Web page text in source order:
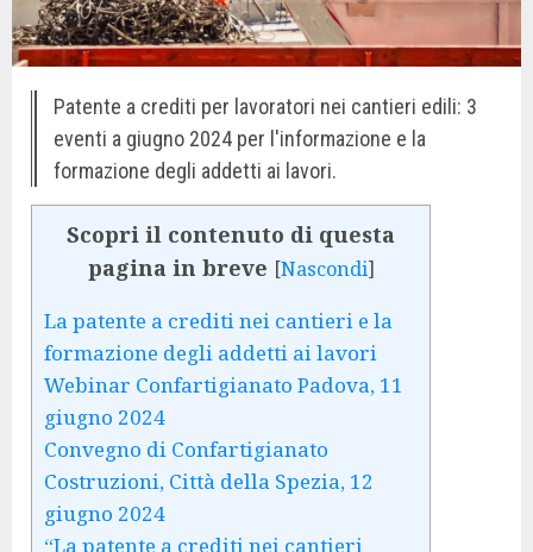
Patente a crediti per lavoratori nei cantieri edili: 3
eventi a giugno 2024 per l'informazione e la
formazione degli addetti ai lavori.
Scopri il contenuto di questa
pagina in breve [Nascondi]
La patente a crediti nei cantieri e la
formazione degli addetti ai lavori
Webinar Confartigianato Padova, 11
giugno 2024
Convegno di Confartigianato
Costruzioni, Città della Spezia, 12
giugno 2024
“La patente a crediti nei cantieri